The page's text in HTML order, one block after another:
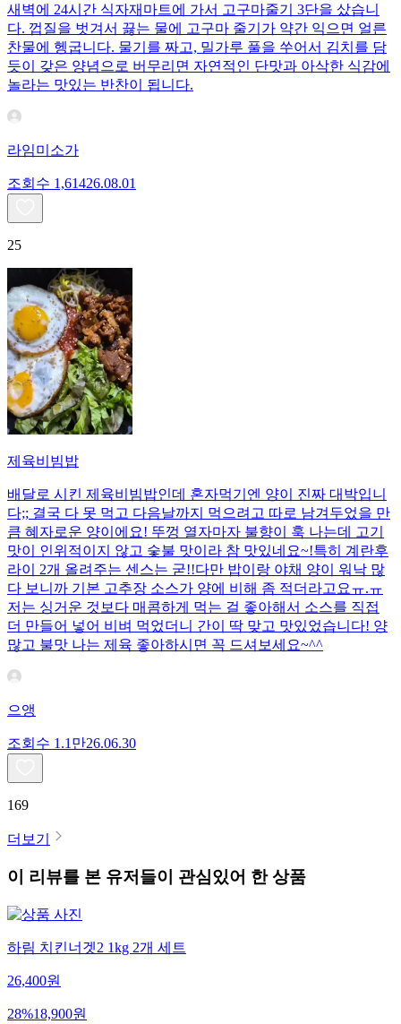
새벽에 24시간 식자재마트에 가서 고구마줄기 3단을 샀습니
다. 껍질을 벗겨서 끓는 물에 고구마 줄기가 약간 익으면 얼른
찬물에 헹굽니다. 물기를 짜고, 밀가루 풀을 쑤어서 김치를 담
듯이 갖은 양념으로 버무리면 자연적인 단맛과 아삭한 식감에
놀라는 맛있는 반찬이 됩니다.
라임미소가
조회수 1,61426.08.01
25
제육비빔밥
배달로 시킨 제육비빔밥인데 혼자먹기엔 양이 진짜 대박입니
다;; 결국 다 못 먹고 다음날까지 먹으려고 따로 남겨두었을 만
큼 혜자로운 양이에요! 뚜껑 열자마자 불향이 훅 나는데 고기
맛이 인위적이지 않고 숯불 맛이라 참 맛있네요~!특히 계란후
라이 2개 올려주는 센스는 굳!! ​다만 밥이랑 야채 양이 워낙 많
다 보니까 기본 고추장 소스가 양에 비해 좀 적더라고요ㅠ.ㅠ
저는 싱거운 것보다 매콤하게 먹는 걸 좋아해서 소스를 직접
더 만들어 넣어 비벼 먹었더니 간이 딱 맞고 맛있었습니다! 양
많고 불맛 나는 제육 좋아하시면 꼭 드셔보세요~^^
으앵
조회수 1.1만26.06.30
169
더보기
이 리뷰를 본 유저들이 관심있어 한 상품
하림 치킨너겟2 1kg 2개 세트
26,400원
28%18,900원